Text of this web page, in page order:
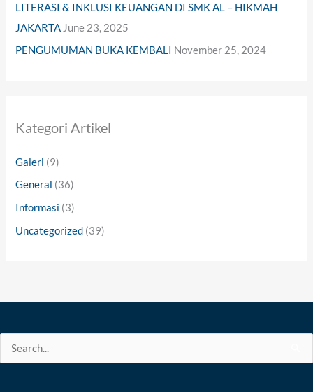
LITERASI & INKLUSI KEUANGAN DI SMK AL – HIKMAH
JAKARTA June 23, 2025
PENGUMUMAN BUKA KEMBALI November 25, 2024
Kategori Artikel
Galeri (9)
General (36)
Informasi (3)
Uncategorized (39)
Search